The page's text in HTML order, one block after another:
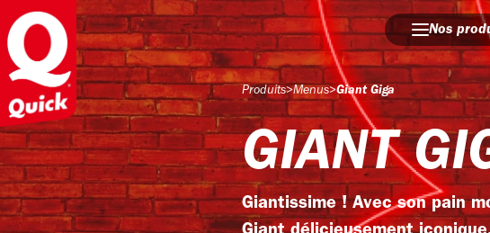
Nos
Produits>Menus>Giant Giga
GIANT
Giantissime ! Avec son pain